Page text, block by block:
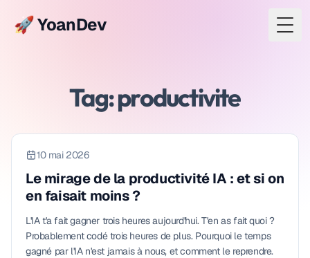
🚀 YoanDev
Tag: productivite
10 mai 2026
Le mirage de la productivité IA : et si on
en faisait moins ?
L'IA t'a fait gagner trois heures aujourd'hui. T'en as fait quoi ?
Probablement codé trois heures de plus. Pourquoi le temps
gagné par l'IA n'est jamais à nous, et comment le reprendre.